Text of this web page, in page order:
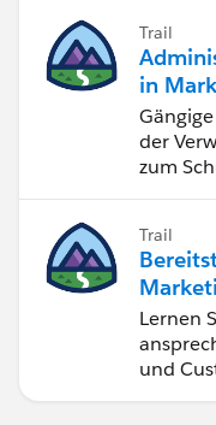
Trail
in
der
zum
Trail
Lernen
und